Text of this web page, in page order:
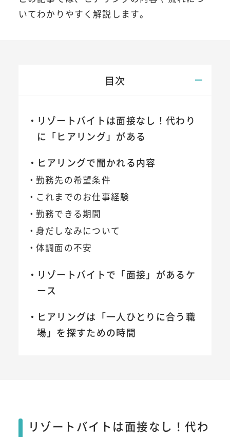
いてわかりやすく解説します。
目次
リゾートバイトは面接なし！代わり
に「ヒアリング」がある
ヒアリングで聞かれる内容
勤務先の希望条件
これまでのお仕事経験
勤務できる期間
身だしなみについて
体調面の不安
リゾートバイトで「面接」があるケ
ース
ヒアリングは「一人ひとりに合う職
場」を探すための時間
リゾートバイトは面接なし！代わ